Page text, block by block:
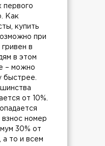
первого
Как
купить
при
в
в этом
– можно
быстрее.
от 10%.
взнос номер
30% от
а то и всем